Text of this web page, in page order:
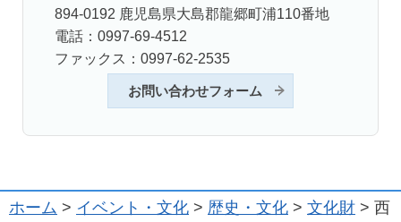
894-0192 鹿児島県大島郡龍郷町浦110番地
電話：0997-69-4512
ファックス：0997-62-2535
お問い合わせフォーム
ホーム > イベント・文化 > 歴史・文化 > 文化財 > 西